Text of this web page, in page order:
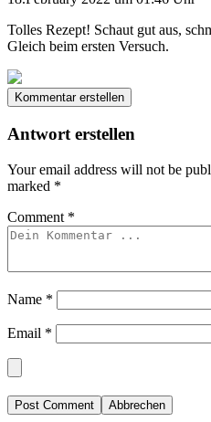
Tolles Rezept! Schaut gut aus,
Gleich beim ersten Versuch.
Kommentar erstellen
Antwort erstellen
Your email address will not be
marked *
Comment *
Name *
Email *
Abbrechen